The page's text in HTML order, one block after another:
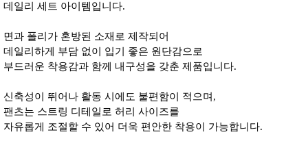
데일리 세트 아이템입니다.
면과 폴리가 혼방된 소재로 제작되어
데일리하게 부담 없이 입기 좋은 원단감으로
부드러운 착용감과 함께 내구성을 갖춘 제품입니다.
신축성이 뛰어나 활동 시에도 불편함이 적으며,
팬츠는 스트링 디테일로 허리 사이즈를
자유롭게 조절할 수 있어 더욱 편안한 착용이 가능합니다.